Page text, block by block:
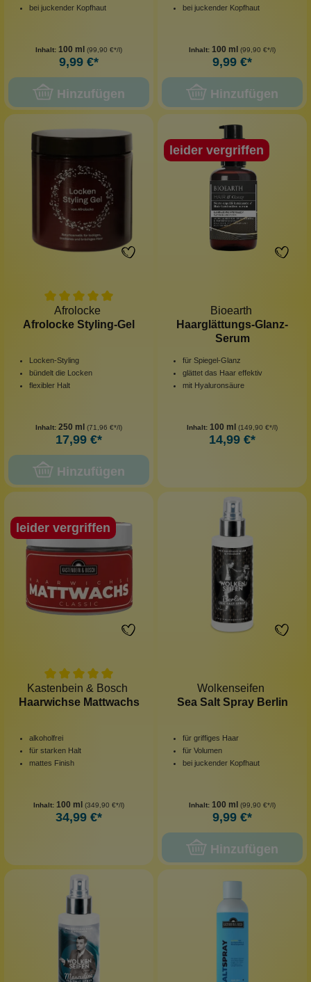
bei juckender Kopfhaut
Inhalt: 100 ml (99,90 €*/l)
9,99 €*
Hinzufügen
bei juckender Kopfhaut
Inhalt: 100 ml (99,90 €*/l)
9,99 €*
Hinzufügen
Afrolocke
Afrolocke Styling-Gel
Locken-Styling
bündelt die Locken
flexibler Halt
Inhalt: 250 ml (71,96 €*/l)
17,99 €*
Hinzufügen
leider vergriffen
Bioearth
Haarglättungs-Glanz-
Serum
für Spiegel-Glanz
glättet das Haar effektiv
mit Hyaluronsäure
Inhalt: 100 ml (149,90 €*/l)
14,99 €*
leider vergriffen
Kastenbein & Bosch
Haarwichse Mattwachs
alkoholfrei
für starken Halt
mattes Finish
Inhalt: 100 ml (349,90 €*/l)
34,99 €*
Wolkenseifen
Sea Salt Spray Berlin
für griffiges Haar
für Volumen
bei juckender Kopfhaut
Inhalt: 100 ml (99,90 €*/l)
9,99 €*
Hinzufügen